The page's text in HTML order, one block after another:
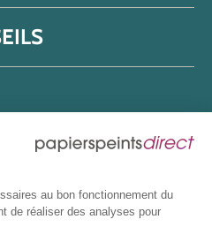
au bon fonctionnement du
de réaliser des analyses pour
Mentions légales
réseaux sociaux